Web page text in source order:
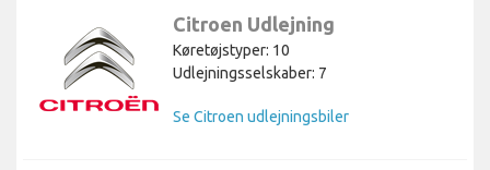
Citroen Udlejning
Køretøjstyper: 10
Udlejningsselskaber: 7
Se Citroen udlejningsbiler